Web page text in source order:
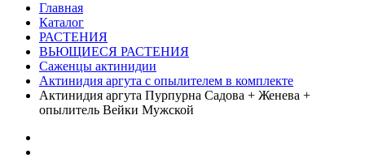
Главная
Каталог
РАСТЕНИЯ
ВЬЮЩИЕСЯ РАСТЕНИЯ
Саженцы актинидии
Актинидия аргута с опылителем в комплекте
Актинидия аргута Пурпурна Садова + Женева +
опылитель Вейки Мужской